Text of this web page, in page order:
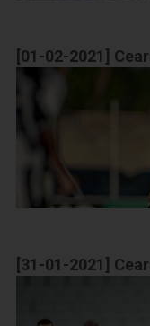
[01-02-2021]
[31-01-2021]